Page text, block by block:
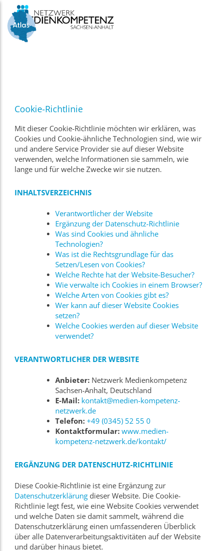
Skip
content
Cookie-Richtlinie
Mit dieser Cookie-Richtlinie möchten wir erklären, was
Cookies und Cookie-ähnliche Technologien sind, wie wir
und andere Service Provider sie auf dieser Website
verwenden, welche Informationen sie sammeln, wie
lange und für welche Zwecke wir sie nutzen.
INHALTSVERZEICHNIS
Verantwortlicher der Website
Ergänzung der Datenschutz-Richtlinie
Was sind Cookies und ähnliche
Technologien?
Was ist die Rechtsgrundlage für das
Setzen/Lesen von Cookies?
Welche Rechte hat der Website-Besucher?
Wie verwalte ich Cookies in einem Browser?
Welche Arten von Cookies gibt es?
Wer kann auf dieser Website Cookies
setzen?
Welche Cookies werden auf dieser Website
verwendet?
VERANTWORTLICHER DER WEBSITE
Anbieter: Netzwerk Medienkompetenz
Sachsen-Anhalt, Deutschland
E-Mail: kontakt@medien-kompetenz-
netzwerk.de
Telefon: +49 (0345) 52 55 0
Kontaktformular: www.medien-
kompetenz-netzwerk.de/kontakt/
ERGÄNZUNG DER DATENSCHUTZ-RICHTLINIE
Diese Cookie-Richtlinie ist eine Ergänzung zur
Datenschutzerklärung dieser Website. Die Cookie-
Richtlinie legt fest, wie eine Website Cookies verwendet
und welche Daten sie damit sammelt, während die
Datenschutzerklärung einen umfassenderen Überblick
über alle Datenverarbeitungsaktivitäten auf der Website
und darüber hinaus bietet.